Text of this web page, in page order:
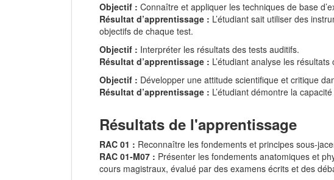
Objectif : Connaître et appliquer les techniques de base
Résultat d’apprentissage : L’étudiant sait utiliser des
objectifs de chaque test.
Objectif : Interpréter les résultats des tests auditifs.
Résultat d’apprentissage : L’étudiant analyse les
Objectif : Développer une attitude scientifique et critique
Résultat d’apprentissage : L’étudiant démontre la
Résultats de l'apprentissage
RAC 01 : Reconnaître les fondements et principes
RAC 01‑M07 : Présenter les fondements anatomiques et
cours magistraux, évalué par des examens écrits et des